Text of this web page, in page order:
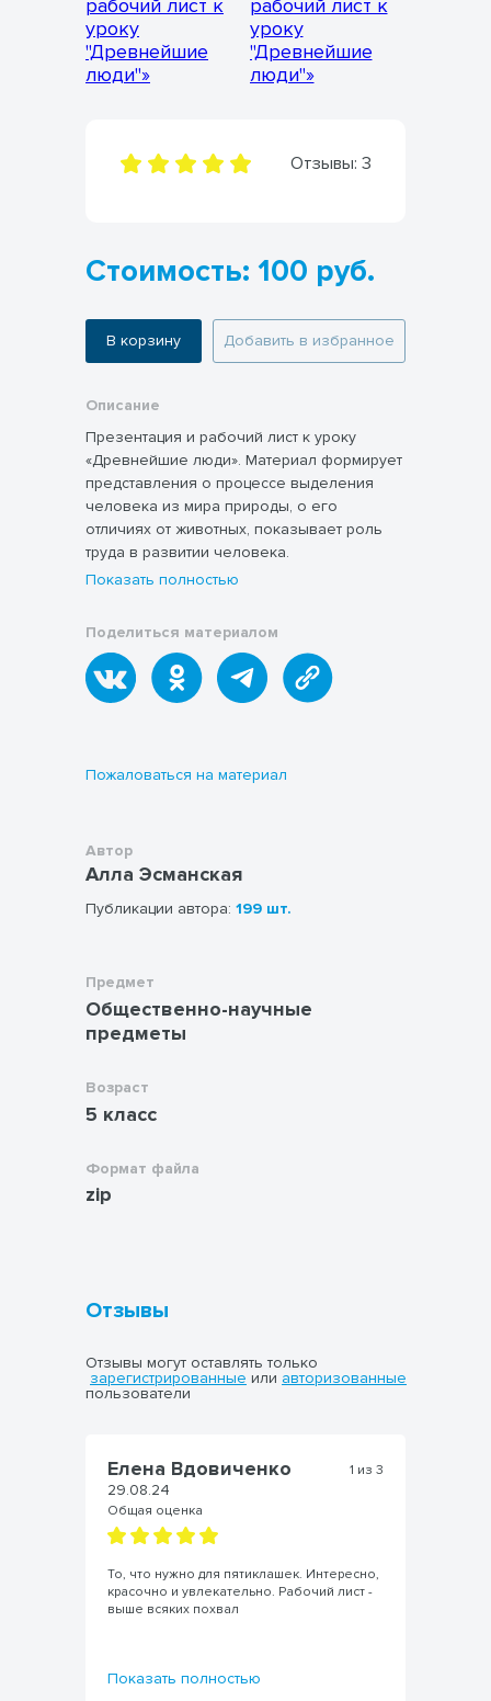
Отзывы: 3
Стоимость: 100 руб.
В корзину Добавить в избранное
Описание
Презентация и рабочий лист к уроку
«Древнейшие люди». Материал формирует
представления о процессе выделения
человека из мира природы, о его
отличиях от животных, показывает роль
труда в развитии человека.
Показать полностью
Поделиться материалом
Пожаловаться на материал
Автор
Алла Эсманская
Публикации автора: 199 шт.
Предмет
Общественно-научные
предметы
Возраст
5 класс
Формат файла
zip
Отзывы
Отзывы могут оставлять только
зарегистрированные или авторизованные
пользователи
1 из 3
Елена Вдовиченко
29.08.24
Общая оценка
То, что нужно для пятиклашек. Интересно,
красочно и увлекательно. Рабочий лист -
выше всяких похвал
Показать полностью